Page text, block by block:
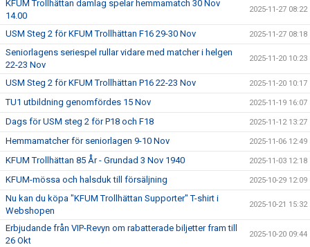
KFUM Trollhättan damlag spelar hemmamatch 30 Nov
14.00
2025-11-27 08:22
USM Steg 2 för KFUM Trollhättan F16 29-30 Nov 2025-11-27 08:18
Seniorlagens seriespel rullar vidare med matcher i helgen
22-23 Nov
2025-11-20 10:23
USM Steg 2 för KFUM Trollhättan P16 22-23 Nov 2025-11-20 10:17
TU1 utbildning genomfördes 15 Nov 2025-11-19 16:07
Dags för USM steg 2 för P18 och F18 2025-11-12 13:27
Hemmamatcher för seniorlagen 9-10 Nov 2025-11-06 12:49
KFUM Trollhättan 85 År - Grundad 3 Nov 1940 2025-11-03 12:18
KFUM-mössa och halsduk till försäljning 2025-10-29 12:09
Nu kan du köpa "KFUM Trollhättan Supporter" T-shirt i
Webshopen
2025-10-21 15:32
Erbjudande från VIP-Revyn om rabatterade biljetter fram till
26 Okt
2025-10-20 09:44